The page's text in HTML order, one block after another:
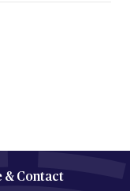
& Contact